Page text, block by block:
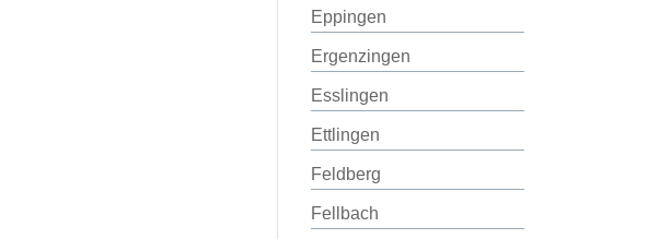
Eppingen
Ergenzingen
Esslingen
Ettlingen
Feldberg
Fellbach